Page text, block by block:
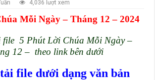
4,036 lượt xem
Mỗi Ngày – Tháng 12 – 2024
file 5 Phút Lời Chúa Mỗi Ngày –
12 – theo link bên dưới
file dưới dạng văn bản